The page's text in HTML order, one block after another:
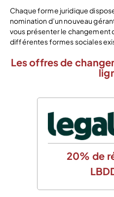
Chaque forme juridique
nomination d’un nouveau
vous présenter le changement
différentes formes sociales
Les offres de
20% de